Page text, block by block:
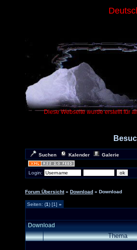
Diese Webseite wurde erstellt für
Suchen Kalender Galerie
Login:
Forum Übersicht » Download » Download
Seiten: (1) [1] »
Download
Thema